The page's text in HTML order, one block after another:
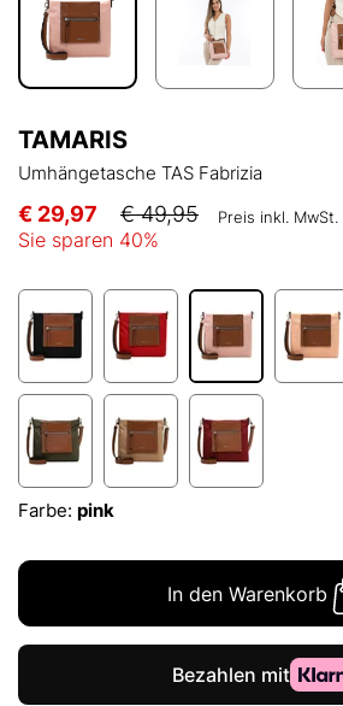
TAMARIS
Umhängetasche TAS Fabrizia
€ 29,97 € 49,95 Preis inkl. MwSt.
Sie sparen 40%
Farbe: pink
In den Warenkorb